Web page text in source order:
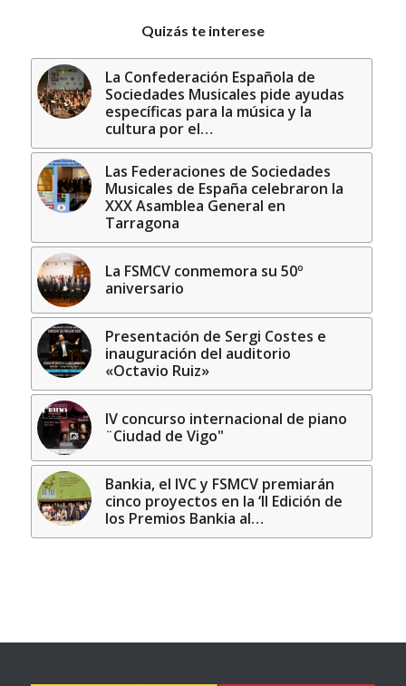
Quizás te interese
La Confederación Española de
Sociedades Musicales pide ayudas
específicas para la música y la
cultura por el…
Las Federaciones de Sociedades
Musicales de España celebraron la
XXX Asamblea General en
Tarragona
La FSMCV conmemora su 50º
aniversario
Presentación de Sergi Costes e
inauguración del auditorio
«Octavio Ruiz»
IV concurso internacional de piano
¨Ciudad de Vigo"
Bankia, el IVC y FSMCV premiarán
cinco proyectos en la ‘II Edición de
los Premios Bankia al…